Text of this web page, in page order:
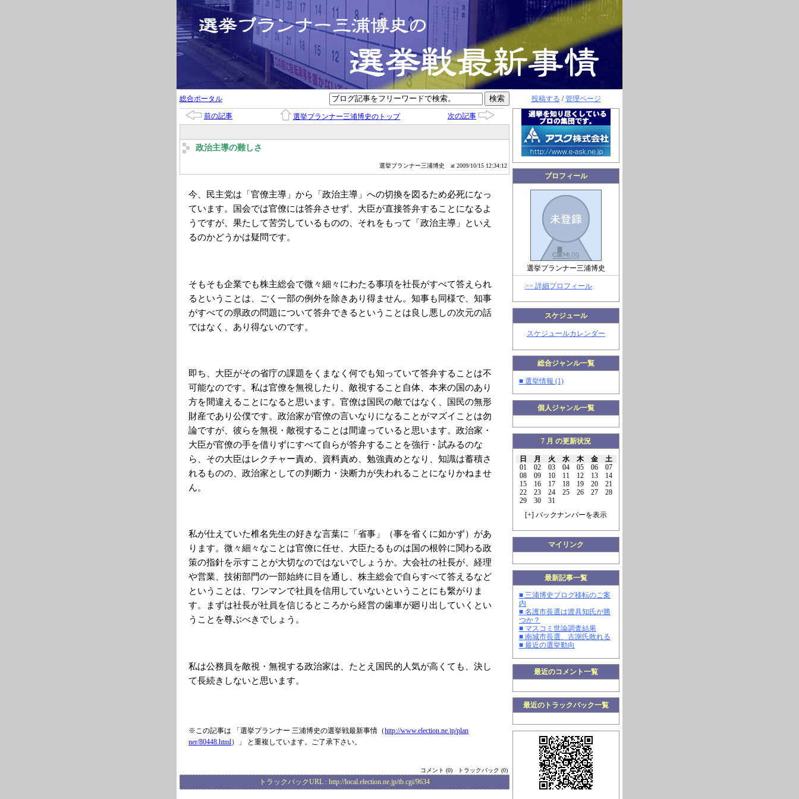
投稿する /管理ページ
プロフィール
選挙プランナー三浦博史
>> 詳細プロフィール
スケジュール
スケジュールカレンダー
総合ジャンル一覧
■ 選挙情報 (1)
個人ジャンル一覧
7 月 の更新状況
日 月 火 水 木 金
土
01
02 03 04 05 06
07
08
09 10 11 12 13
14
15
16 17 18 19 20
21
22
23 24 25 26 27
28
29
30
31
[+] バックナンバーを表示
マイリンク
最新記事一覧
■ 三浦博史ブログ移転のご案
内
■ 名護市長選は渡具知氏が勝
つか？
■ マスコミ世論調査結果
■ 南城市長選、古謝氏敗れる
■ 最近の選挙動向
最近のコメント一覧
最近のトラックバック一覧
総合ポータル
前の記事 選挙プランナー三浦博史のトップ 次の記事
政治主導の難しさ
選挙プランナー三浦博史 at 2009/10/15 12:34:12
今、民主党は「官僚主導」から「政治主導」への切換を図るため必死になっ
ています。国会では官僚には答弁させず、大臣が直接答弁することになるよ
うですが、果たして苦労しているものの、それをもって「政治主導」といえ
るのかどうかは疑問です。
そもそも企業でも株主総会で微々細々にわたる事項を社長がすべて答えられ
るということは、ごく一部の例外を除きあり得ません。知事も同様で、知事
がすべての県政の問題について答弁できるということは良し悪しの次元の話
ではなく、あり得ないのです。
即ち、大臣がその省庁の課題をくまなく何でも知っていて答弁することは不
可能なのです。私は官僚を無視したり、敵視すること自体、本来の国のあり
方を間違えることになると思います。官僚は国民の敵ではなく、国民の無形
財産であり公僕です。政治家が官僚の言いなりになることがマズイことは勿
論ですが、彼らを無視・敵視することは間違っていると思います。政治家・
大臣が官僚の手を借りずにすべて自らが答弁することを強行・試みるのな
ら、その大臣はレクチャー責め、資料責め、勉強責めとなり、知識は蓄積さ
れるものの、政治家としての判断力・決断力が失われることになりかねませ
ん。
私が仕えていた椎名先生の好きな言葉に「省事」（事を省くに如かず）があ
ります。微々細々なことは官僚に任せ、大臣たるものは国の根幹に関わる政
策の指針を示すことが大切なのではないでしょうか。大会社の社長が、経理
や営業、技術部門の一部始終に目を通し、株主総会で自らすべて答えるなど
ということは、ワンマンで社員を信用していないということにも繋がりま
す。まずは社長が社員を信じるところから経営の歯車が廻り出していくとい
うことを尊ぶべきでしょう。
私は公務員を敵視・無視する政治家は、たとえ国民的人気が高くても、決し
て長続きしないと思います。
※この記事は 「選挙プランナー 三浦博史の選挙戦最新事情（http://www.election.ne.jp/plan
ner/80448.html）」 と重複しています。ご了承下さい。
コメント (0) トラックバック (0)
トラックバックURL : http://local.election.ne.jp/tb.cgi/9634